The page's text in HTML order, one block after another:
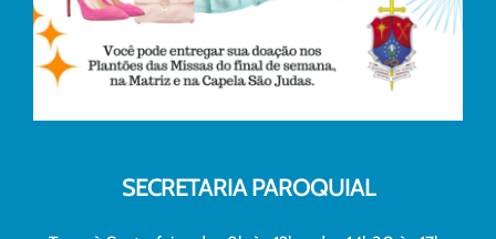
SECRETARIA PAROQUIAL